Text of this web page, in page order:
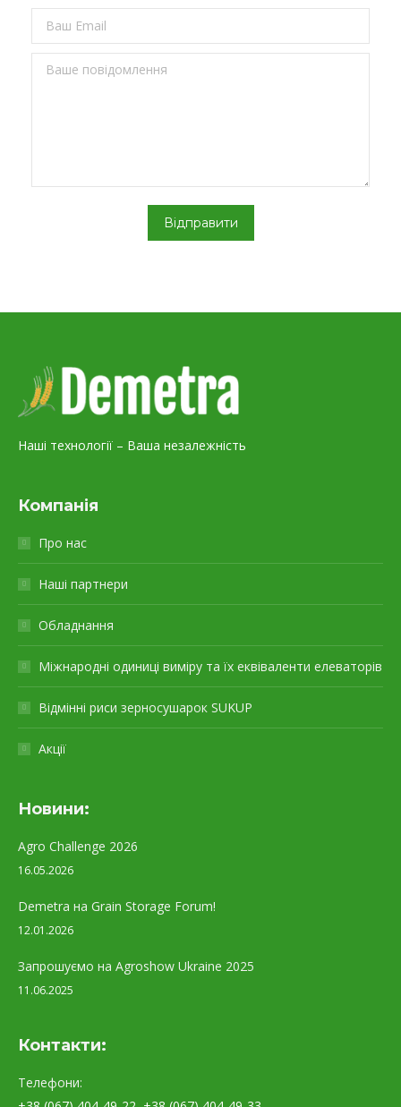
Наші технології – Ваша незалежність
Компанія
Про нас
Наші партнери
Обладнання
Міжнародні одиниці виміру та їх еквіваленти елеваторів
Відмінні риси зерносушарок SUKUP
Акції
Новини:
Agro Challenge 2026
16.05.2026
Demetra на Grain Storage Forum!
12.01.2026
Запрошуємо на Agroshow Ukraine 2025
11.06.2025
Контакти:
Телефони: